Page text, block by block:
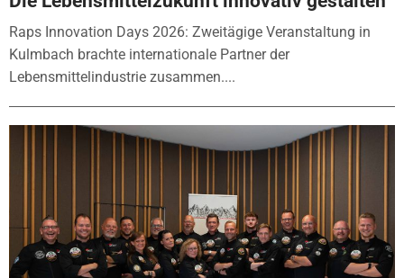
Raps Innovation Days 2026: Zweitägige Veranstaltung in
Kulmbach brachte internationale Partner der
Lebensmittelindustrie zusammen....